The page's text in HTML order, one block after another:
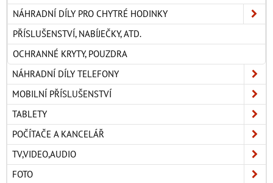
NÁHRADNÍ DÍLY PRO CHYTRÉ HODINKY
PŘÍSLUŠENSTVÍ, NABÍJEČKY, ATD.
OCHRANNÉ KRYTY, POUZDRA
NÁHRADNÍ DÍLY TELEFONY
MOBILNÍ PŘÍSLUŠENSTVÍ
TABLETY
POČÍTAČE A KANCELÁŘ
TV,VIDEO,AUDIO
FOTO